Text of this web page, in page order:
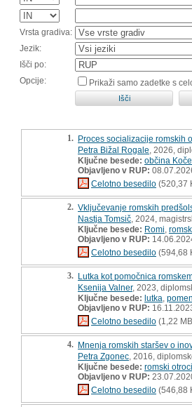
Vrsta gradiva:
Jezik:
Išči po:
Opcije:
Prikaži samo zadetke s
1. Proces socializacije romskih
Petra Bižal Rogale , 2026,
Ključne besede: občina
Objavljeno v RUP:
Celotno besedilo (520,37
2. Vključevanje romskih
Nastja Tomsič , 2024,
Ključne besede: Romi
Objavljeno v RUP:
Celotno besedilo (594,68
3. Lutka kot pomočnica
Ksenija Valner, 2023,
Ključne besede: lutka
Objavljeno v RUP:
Celotno besedilo (1,22
4. Mnenja romskih staršev o
Petra Zgonec , 2016,
Ključne besede: romski otroci
Objavljeno v RUP:
Celotno besedilo (546,88